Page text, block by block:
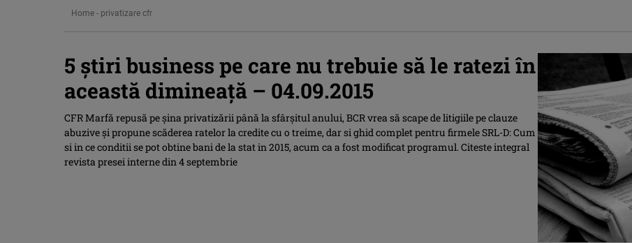
Home - privatizare cfr
5 ştiri business pe care nu trebuie să le ratezi în
această dimineaţă – 04.09.2015
CFR Marfă repusă pe șina privatizării până la sfârşitul anului, BCR vrea să scape de litigiile pe clauze
abuzive și propune scăderea ratelor la credite cu o treime, dar si ghid complet pentru firmele SRL-D: Cum
si in ce conditii se pot obtine bani de la stat in 2015, acum ca a fost modificat programul. Citeste integral
revista presei interne din 4 septembrie